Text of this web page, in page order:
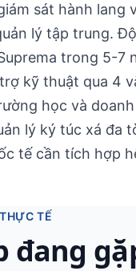
sát hành lang
lý tập trung.
trong 5-7
kỹ thuật qua 4
học và
lý ký túc xá đa
tế cần tích hợp
TẾ
đang